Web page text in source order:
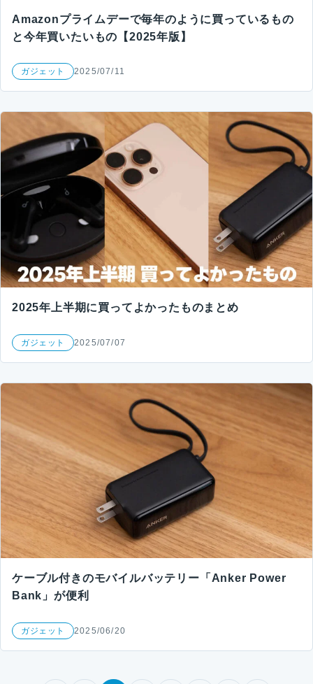
Amazonプライムデーで毎年のように買っているもの
と今年買いたいもの【2025年版】
ガジェット 2025/07/11
2025年上半期に買ってよかったものまとめ
ガジェット 2025/07/07
ケーブル付きのモバイルバッテリー「Anker Power
Bank」が便利
ガジェット 2025/06/20